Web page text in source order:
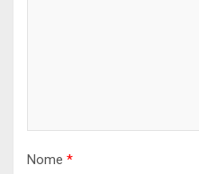
Nome *